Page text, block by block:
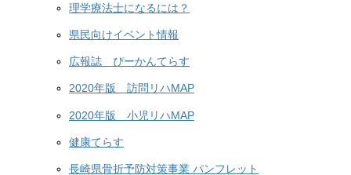
理学療法士になるには？
県民向けイベント情報
広報誌 ぴーかんてらす
2020年版 訪問リハMAP
2020年版 小児リハMAP
健康てらす
長崎県骨折予防対策事業 パンフレット